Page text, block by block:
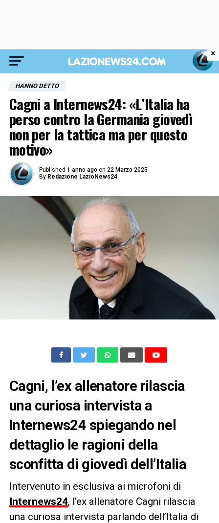
HANNO DETTO
Cagni a Internews24: «L’Italia ha
perso contro la Germania giovedì
non per la tattica ma per questo
motivo»
Published 1 anno ago on 22 Marzo 2025
By Redazione LazioNews24
Cagni, l’ex allenatore rilascia
una curiosa intervista a
Internews24 spiegando nel
dettaglio le ragioni della
sconfitta di giovedì dell’Italia
Intervenuto in esclusiva ai microfoni di
Internews24, l’ex allenatore Cagni rilascia
una curiosa intervista parlando dell’Italia di
×